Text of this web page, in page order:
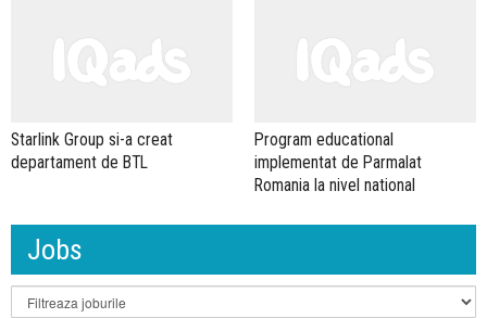
Starlink Group si-a creat
departament de BTL
Program educational
implementat de Parmalat
Romania la nivel national
Jobs